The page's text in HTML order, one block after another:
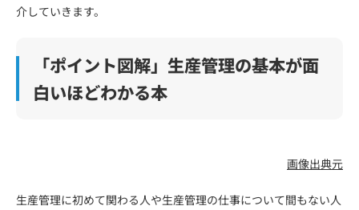
介していきます。
「ポイント図解」生産管理の基本が面
白いほどわかる本
画像出典元
生産管理に初めて関わる人や生産管理の仕事について間もない人